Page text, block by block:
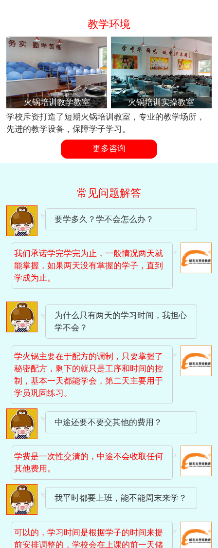
教学环境
火锅培训教学教室
火锅培训实操教室
学校斥资打造了短期火锅培训教室，专业的教学场所，
先进的教学设备，保障学子学习。
更多咨询
常见问题解答
要学多久？学不会怎么办？
我们承诺学完学完为止，一般情况两天就
能掌握，如果两天没有掌握的学子，直到
学成为止。
为什么只有两天的学习时间，我担心
学不会？
学火锅主要在于配方的调制，只要掌握了
秘密配方，剩下的就只是工序和时间的控
制，基本一天都能学会，第二天主要用于
学员巩固练习。
中途还要不要交其他的费用？
学费是一次性交清的，中途不会收取任何
其他费用。
我平时都要上班，能不能周末来学？
可以的，学习时间是根据学子的时间来提
前安排调整的，学校会在上课的前一天储